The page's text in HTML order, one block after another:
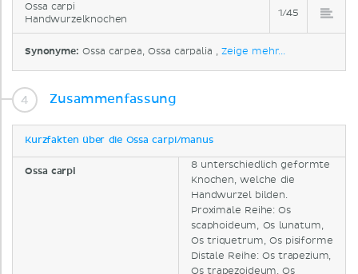
Ossa carpi
Handwurzelknochen
1/45
Synonyme: Ossa carpea, Ossa carpalia ,Zeige mehr...
Zusammenfassung
Kurzfakten über die Ossa carpi/manus
Ossa carpi
8 unterschiedlich geformte
Knochen, welche die
Handwurzel bilden.
Proximale Reihe: Os
scaphoideum, Os lunatum,
Os triquetrum, Os pisiforme
Distale Reihe: Os trapezium,
Os trapezoideum, Os